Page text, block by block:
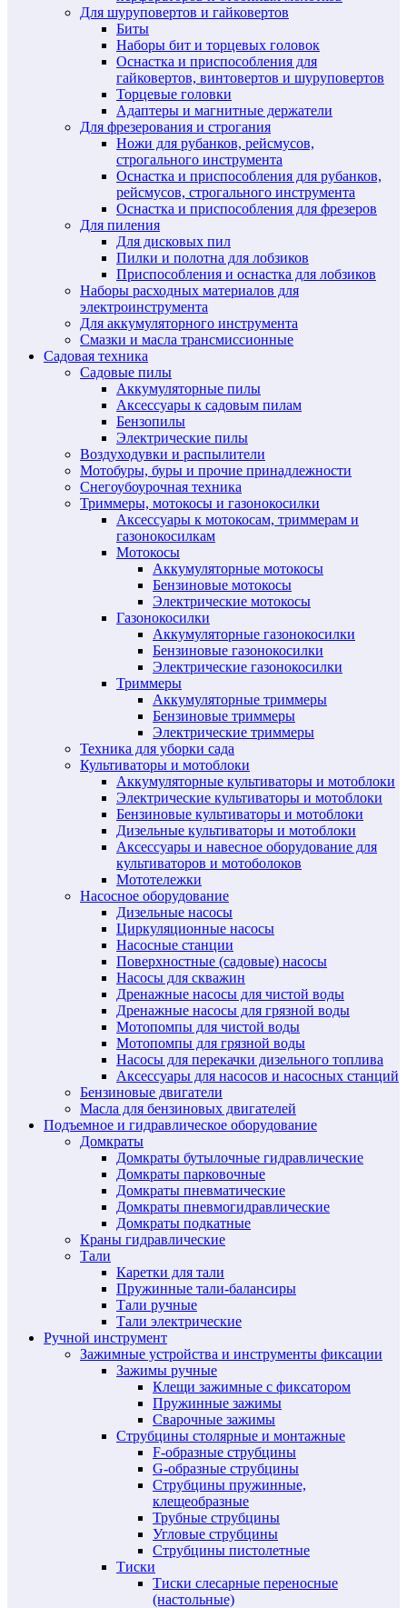
Для шуруповертов и гайковертов
Биты
Наборы бит и торцевых головок
Оснастка и приспособления для
гайковертов, винтовертов и шуруповертов
Торцевые головки
Адаптеры и магнитные держатели
Для фрезерования и строгания
Ножи для рубанков, рейсмусов,
строгального инструмента
Оснастка и приспособления для рубанков,
рейсмусов, строгального инструмента
Оснастка и приспособления для фрезеров
Для пиления
Для дисковых пил
Пилки и полотна для лобзиков
Приспособления и оснастка для лобзиков
Наборы расходных материалов для
электроинструмента
Для аккумуляторного инструмента
Смазки и масла трансмиссионные
Садовая техника
Садовые пилы
Аккумуляторные пилы
Аксессуары к садовым пилам
Бензопилы
Электрические пилы
Воздуходувки и распылители
Мотобуры, буры и прочие принадлежности
Снегоубоурочная техника
Триммеры, мотокосы и газонокосилки
Аксессуары к мотокосам, триммерам и
газонокосилкам
Мотокосы
Аккумуляторные мотокосы
Бензиновые мотокосы
Электрические мотокосы
Газонокосилки
Аккумуляторные газонокосилки
Бензиновые газонокосилки
Электрические газонокосилки
Триммеры
Аккумуляторные триммеры
Бензиновые триммеры
Электрические триммеры
Техника для уборки сада
Культиваторы и мотоблоки
Аккумуляторные культиваторы и мотоблоки
Электрические культиваторы и мотоблоки
Бензиновые культиваторы и мотоблоки
Дизельные культиваторы и мотоблоки
Аксессуары и навесное оборудование для
культиваторов и мотоболоков
Мототележки
Насосное оборудование
Дизельные насосы
Циркуляционные насосы
Насосные станции
Поверхностные (садовые) насосы
Насосы для скважин
Дренажные насосы для чистой воды
Дренажные насосы для грязной воды
Мотопомпы для чистой воды
Мотопомпы для грязной воды
Насосы для перекачки дизельного топлива
Аксессуары для насосов и насосных станций
Бензиновые двигатели
Масла для бензиновых двигателей
Подъемное и гидравлическое оборудование
Домкраты
Домкраты бутылочные гидравлические
Домкраты парковочные
Домкраты пневматические
Домкраты пневмогидравлические
Домкраты подкатные
Краны гидравлические
Тали
Каретки для тали
Пружинные тали-балансиры
Тали ручные
Тали электрические
Ручной инструмент
Зажимные устройства и инструменты фиксации
Зажимы ручные
Клещи зажимные с фиксатором
Пружинные зажимы
Сварочные зажимы
Струбцины столярные и монтажные
F-образные струбцины
G-образные струбцины
Струбцины пружинные,
клещеобразные
Трубные струбцины
Угловые струбцины
Струбцины пистолетные
Тиски
Тиски слесарные переносные
(настольные)